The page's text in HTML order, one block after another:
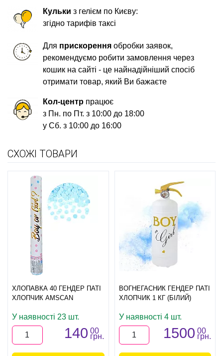
Кульки з гелієм по Києву:
згідно тарифів таксі
Для прискорення обробки заявок,
рекомендуємо робити замовлення через
кошик на сайті - це найнадійніший спосіб
отримати товар, який Ви бажаєте
Кол-центр працює
з Пн. по Пт. з 10:00 до 18:00
у Сб. з 10:00 до 16:00
СХОЖІ ТОВАРИ
ХЛОПАВКА 40 ГЕНДЕР ПАТІ
ХЛОПЧИК AMSCAN
У наявності 23 шт.
140 00
грн.
ВОГНЕГАСНИК ГЕНДЕР ПАТІ
ХЛОПЧИК 1 КГ (БІЛИЙ)
У наявності 4 шт.
1500 00
грн.